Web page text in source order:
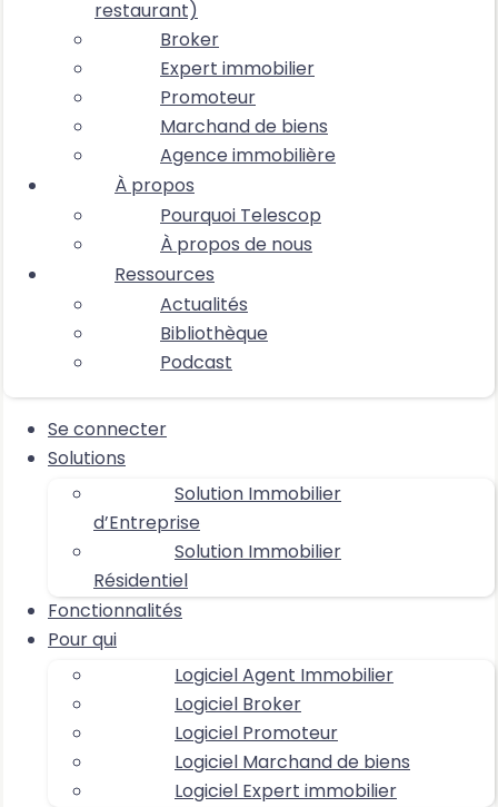
restaurant)
Broker
Expert immobilier
Promoteur
Marchand de biens
Agence immobilière
À propos
Pourquoi Telescop
À propos de nous
Ressources
Actualités
Bibliothèque
Podcast
Se connecter
Solutions
Solution Immobilier
d’Entreprise
Solution Immobilier
Résidentiel
Fonctionnalités
Pour qui
Logiciel Agent Immobilier
Logiciel Broker
Logiciel Promoteur
Logiciel Marchand de biens
Logiciel Expert immobilier